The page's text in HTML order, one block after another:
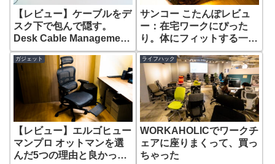
【レビュー】ケーブルをデ
スク下で包んで隠す。
Desk Cable Management
Cord Taco
サンコー こたんぽレビュ
ー：在宅ワークにぴった
り。体にフィットする一人
用こたつ
ガジェット
【レビュー】エルゴヒュー
マンプロ オットマンを選
んだ5つの理由と良かった
ライフハック
WORKAHOLICでワークチ
ェアに座りまくって、買っ
ちゃった